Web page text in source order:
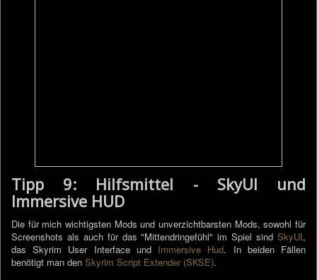
Tipp 9: Hilfsmittel - SkyUI und
Immersive HUD
Die für mich wichtigsten Mods und unverzichtbarsten Mods, sowohl für
Screenshots als auch für das "Mittendringefühl" im Spiel sind SkyUI,
das Skyrim User Interface und Immersive Hud. In beiden Fällen
benötigt man den Skyrim Script Extender (SKSE).